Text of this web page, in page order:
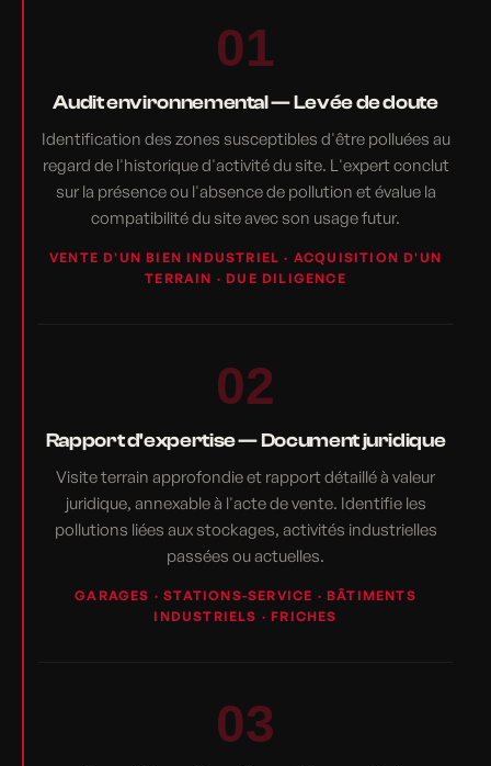
01
Audit environnemental — Levée de doute
Identification des zones susceptibles d'être polluées au
regard de l'historique d'activité du site. L'expert conclut
sur la présence ou l'absence de pollution et évalue la
compatibilité du site avec son usage futur.
VENTE D'UN BIEN INDUSTRIEL · ACQUISITION D'UN
TERRAIN · DUE DILIGENCE
02
Rapport d'expertise — Document juridique
Visite terrain approfondie et rapport détaillé à valeur
juridique, annexable à l'acte de vente. Identifie les
pollutions liées aux stockages, activités industrielles
passées ou actuelles.
GARAGES · STATIONS-SERVICE · BÂTIMENTS
INDUSTRIELS · FRICHES
03